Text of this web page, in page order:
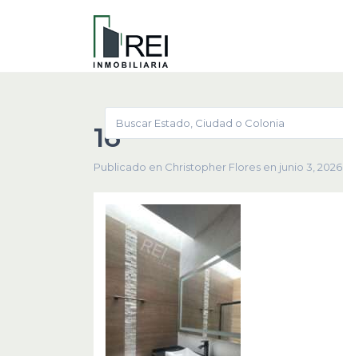
16
Publicado en Christopher Flores en junio 3, 2026